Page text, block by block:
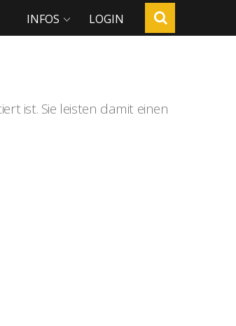
INFOS LOGIN
ist. Sie leisten damit einen